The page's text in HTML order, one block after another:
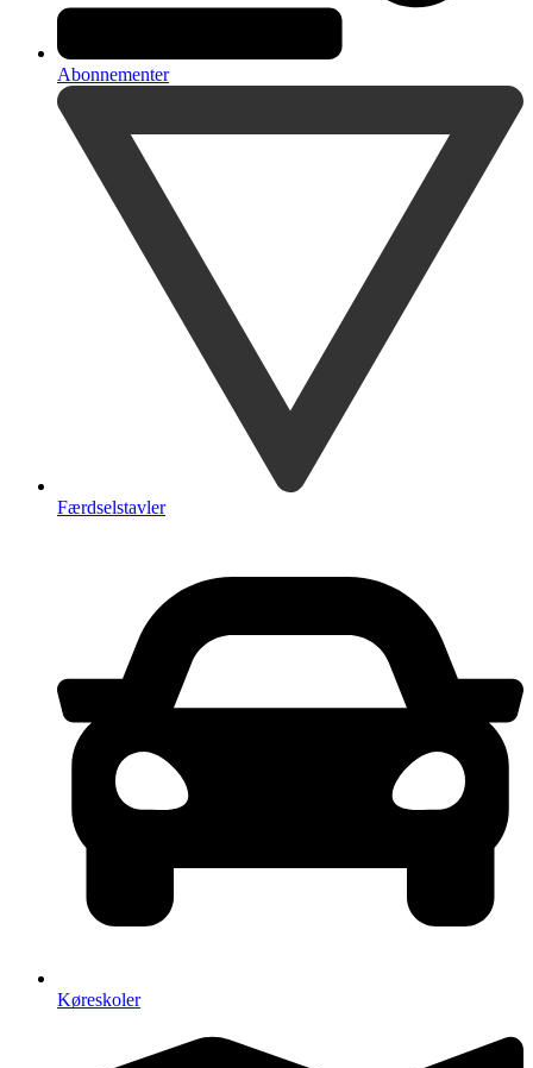
Abonnementer
Færdselstavler
Køreskoler